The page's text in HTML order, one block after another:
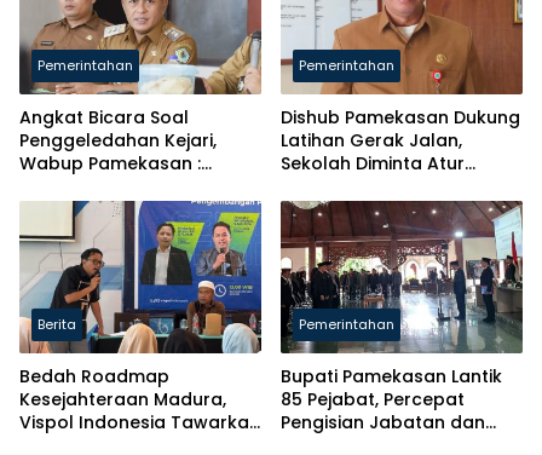
Pemerintahan
Angkat Bicara Soal
Penggeledahan Kejari,
Wabup Pamekasan :
Hukum
Pemerintahan
Dishub Pamekasan Dukung
Latihan Gerak Jalan,
Sekolah Diminta Atur
Berita
Bedah Roadmap
Kesejahteraan Madura,
Vispol Indonesia Tawarkan
Pemerintahan
Bupati Pamekasan Lantik
85 Pejabat, Percepat
Pengisian Jabatan dan